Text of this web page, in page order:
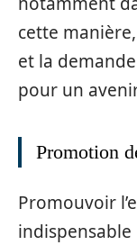
cette
et la
pour un
Promotion
Promouvoir